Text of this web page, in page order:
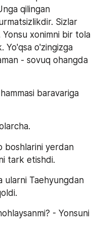
qilingan
Sizlar
xonimni bir tola
Yo'qsa o'zingizga
- sovuq ohangda
baravariga
boshlarini yerdan
tark etishdi.
ularni Taehyungdan
- Yonsuni